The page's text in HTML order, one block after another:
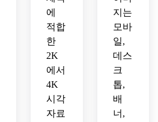
에
적합
한
2K
에서
4K
시각
자료
지는
모바
일,
데스
크
톱,
배
너,